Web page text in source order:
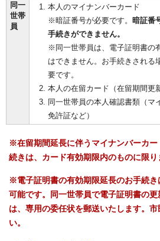
同一
世帯
員
本人のマイナンバーカード
※暗証番号が必要です。 暗証番
手続きができません。
※同一世帯員は、電子証明書の
はできません。お手続きされる
要です。
本人の在留カード（在留期間更
同一世帯員の本人確認書類（マ
免許証など）
※在留期間延長に伴うマイナンバーカ
続きは、カード有効期限内のものに限り
※電子証明書の有効期限延長のお手続
可能です。同一世帯員で電子証明書の
は、専用の委任状を郵送いたします。
い。